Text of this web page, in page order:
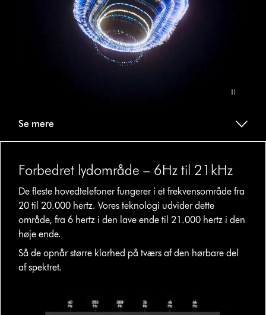
Transcript
Se mere
Forbedret lydområde – 6Hz til 21kHz
De fleste hovedtelefoner fungerer i et frekvensområde fra
20 til 20.000 hertz. Vores teknologi udvider dette
område, fra 6 hertz i den lave ende til 21.000 hertz i den
høje ende.
Så de opnår større klarhed på tværs af den hørbare del
af spektret.